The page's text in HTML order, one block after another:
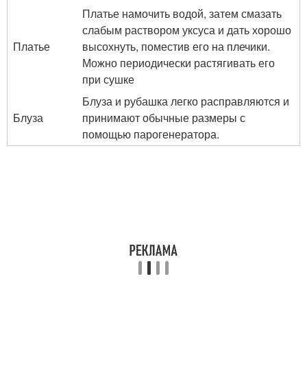
Платье
Платье намочить водой, затем смазать
слабым раствором уксуса и дать хорошо
высохнуть, поместив его на плечики.
Можно периодически растягивать его
при сушке
Блуза
Блуза и рубашка легко расправляются и
принимают обычные размеры с
помощью парогенератора.